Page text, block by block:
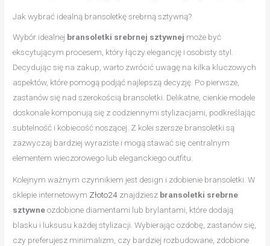
Jak wybrać idealną bransoletkę srebrną sztywną?
Wybór idealnej bransoletki srebrnej sztywnej może być
ekscytującym procesem, który łączy elegancję i osobisty styl.
Decydując się na zakup, warto zwrócić uwagę na kilka kluczowych
aspektów, które pomogą podjąć najlepszą decyzję. Po pierwsze,
zastanów się nad szerokością bransoletki. Delikatne, cienkie modele
doskonale komponują się z codziennymi stylizacjami, podkreślając
subtelność i kobiecość noszącej. Z kolei szersze bransoletki są
zazwyczaj bardziej wyraziste i mogą stawać się centralnym
elementem wieczorowego lub eleganckiego outfitu.
Kolejnym ważnym czynnikiem jest design i zdobienie bransoletki. W
sklepie internetowym Złoto24 znajdziesz bransoletki srebrne
sztywneozdobione diamentami lub brylantami, które dodają
blasku i luksusu każdej stylizacji. Wybierając ozdobę, zastanów się,
czy preferujesz minimalizm, czy bardziej rozbudowane, zdobione